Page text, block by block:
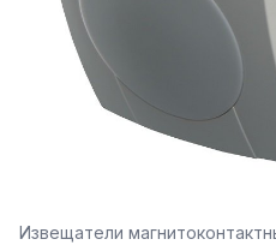
Извещатели